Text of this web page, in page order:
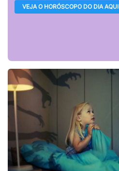
VEJA O HORÓSCOPO DO DIA AQUI